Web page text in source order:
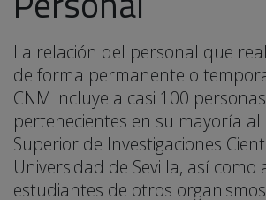
La relación del personal que
de forma permanente o
CNM incluye a casi 100
pertenecientes en su mayoría al
Superior de Investigaciones
Universidad de Sevilla, así como
estudiantes de otros